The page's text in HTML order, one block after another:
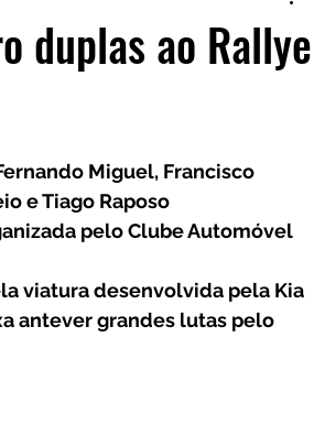
duplas ao Rallye
Miguel, Francisco
e Tiago Raposo
pelo Clube Automóvel
viatura desenvolvida pela Kia
antever grandes lutas pelo